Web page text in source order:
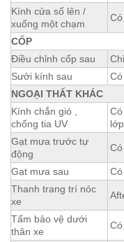
Kính cửa sổ lên /
xuống một chạm
CỐP
Điều chỉnh cốp sau
Sưởi kính sau
Có
NGOẠI THẤT KHÁC
Kính chắn gió ,
chống tia UV
Gạt mưa trước tự
động
Có
Gạt mưa sau Có
Thanh trang trí nóc
xe
Tấm bảo vệ dưới
thân xe
Có